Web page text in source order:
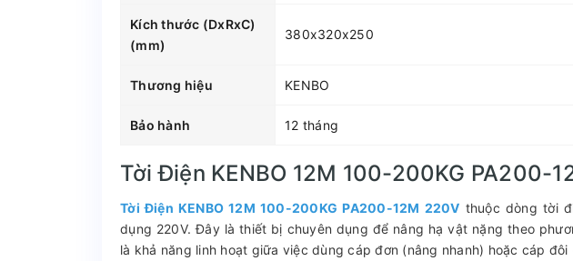
Kích thước (DxRxC)
(mm)
380x320x250
Thương hiệu KENBO
Bảo hành 12 tháng
Tời Điện KENBO 12M 100-200KG PA200-
Tời Điện KENBO 12M 100-200KG PA200-12M 220V thuộc dòng tời
dụng 220V. Đây là thiết bị chuyên dụng để nâng hạ vật nặng theo
là khả năng linh hoạt giữa việc dùng cáp đơn (nâng nhanh) hoặc cáp đôi